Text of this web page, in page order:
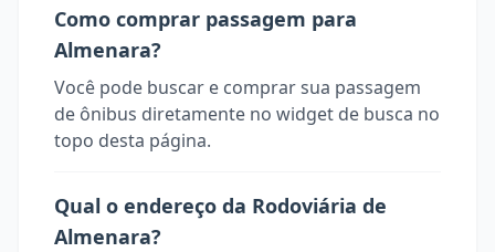
Como comprar passagem para
Almenara?
Você pode buscar e comprar sua passagem
de ônibus diretamente no widget de busca no
topo desta página.
Qual o endereço da Rodoviária de
Almenara?